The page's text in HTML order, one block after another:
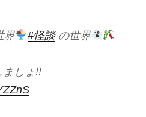
界 #怪談の世界
ましょ!!